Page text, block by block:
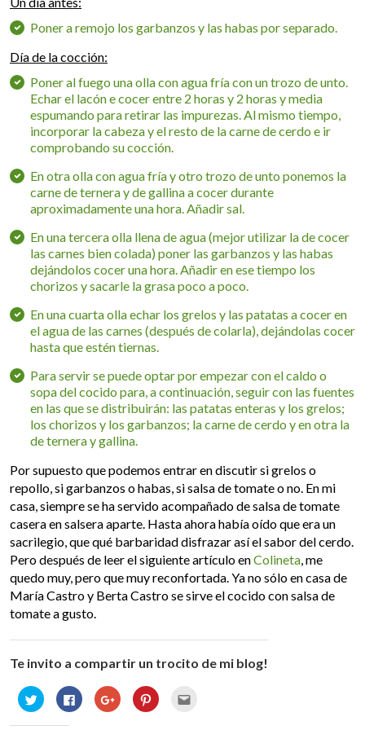
Poner a remojo los garbanzos y las habas por separado.
Día de la cocción:
Poner al fuego una olla con agua fría con un trozo de unto.
Echar el lacón e cocer entre 2 horas y 2 horas y media
espumando para retirar las impurezas. Al mismo tiempo,
incorporar la cabeza y el resto de la carne de cerdo e ir
comprobando su cocción.
En otra olla con agua fría y otro trozo de unto ponemos la
carne de ternera y de gallina a cocer durante
aproximadamente una hora. Añadir sal.
En una tercera olla llena de agua (mejor utilizar la de cocer
las carnes bien colada) poner las garbanzos y las habas
dejándolos cocer una hora. Añadir en ese tiempo los
chorizos y sacarle la grasa poco a poco.
En una cuarta olla echar los grelos y las patatas a cocer en
el agua de las carnes (después de colarla), dejándolas cocer
hasta que estén tiernas.
Para servir se puede optar por empezar con el caldo o
sopa del cocido para, a continuación, seguir con las fuentes
en las que se distribuirán: las patatas enteras y los grelos;
los chorizos y los garbanzos; la carne de cerdo y en otra la
de ternera y gallina.
Por supuesto que podemos entrar en discutir si grelos o
repollo, si garbanzos o habas, si salsa de tomate o no. En mi
casa, siempre se ha servido acompañado de salsa de tomate
casera en salsera aparte. Hasta ahora había oído que era un
sacrilegio, que qué barbaridad disfrazar así el sabor del cerdo.
Pero después de leer el siguiente artículo enColineta, me
quedo muy, pero que muy reconfortada. Ya no sólo en casa de
María Castro y Berta Castro se sirve el cocido con salsa de
tomate a gusto.
Te invito a compartir un trocito de mi blog!
Haz
clic
compartir
Haz
clic
Haz
clic
Haz
clic